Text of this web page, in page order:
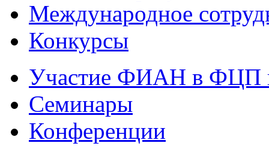
Международное
Конкурсы
Участие ФИАН в ФЦП
Семинары
Конференции